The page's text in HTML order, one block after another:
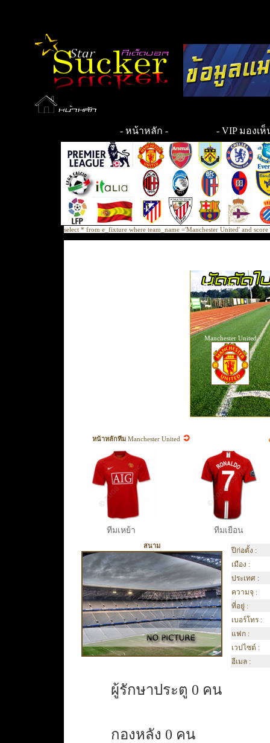
- หน้าหลัก - - VIP มองเห็
select * from e_fixture where team_name ='Manchester United' and
วันที่ Sep 29
Manchester United
หน้าหลักทีม Manchester United
ทีมเหย้า ทีมเยือน
สนาม
ปีก่อตั้ง :
เมือง :
ประเทศ :
ความจุ :
ที่อยู่ :
เบอร์โทร :
แฟก :
เวปไซต์ :
อีเมล :
ผู้รักษาประตู 0 คน
กองหลัง 0 คน